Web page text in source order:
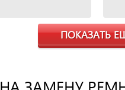
ПОКАЗАТЬ